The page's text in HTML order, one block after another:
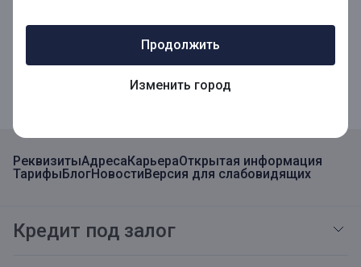
Продолжить
Изменить город
РеквизитыАдресаКарьераОткрытая информация
ТарифыБлогНовостиВерсия для слабовидящих
Кредит под залог
Мобильное приложение для Бизнеса